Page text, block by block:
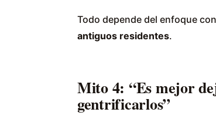
Todo depende del enfoque
antiguos residentes.
Mito 4: “Es mejor
gentrificarlos”